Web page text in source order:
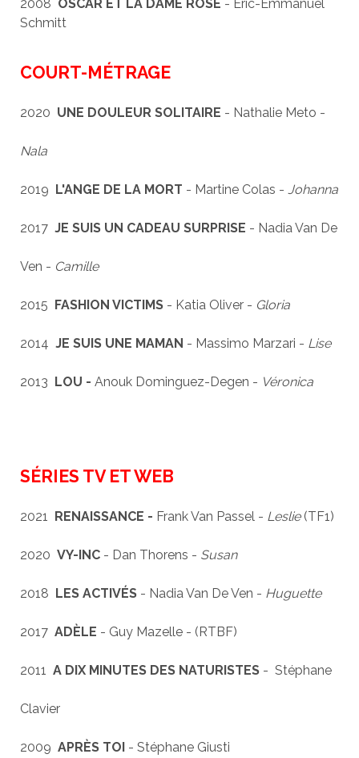
2008 OSCAR ET LA DAME ROSE - Eric-Emmanuel
Schmitt
COURT-MÉTRAGE
2020 UNE DOULEUR SOLITAIRE - Nathalie Meto -
Nala
2019 L'ANGE DE LA MORT - Martine Colas - Johanna
2017 JE SUIS UN CADEAU SURPRISE - Nadia Van De
Ven - Camille
2015 FASHION VICTIMS - Katia Oliver - Gloria
2014 JE SUIS UNE MAMAN - Massimo Marzari - Lise
2013 LOU - Anouk Dominguez-Degen - Véronica
SÉRIES TV ET WEB
2021 RENAISSANCE - Frank Van Passel - Leslie(TF1)
2020 VY-INC- Dan Thorens - Susan
2018 LES ACTIVÉS - Nadia Van De Ven - Huguette
2017 ADÈLE - Guy Mazelle - (RTBF)
2011 A DIX MINUTES DES NATURISTES - Stéphane
Clavier
2009 APRÈS TOI - Stéphane Giusti